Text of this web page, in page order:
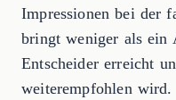
Impressionen bei der
bringt weniger als
Entscheider erreicht
weiterempfohlen